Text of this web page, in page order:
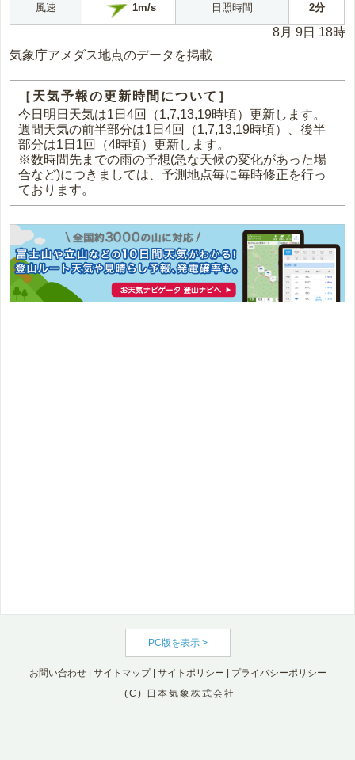
風速 1m/s 日照時間 2分
8月 9日 18時
気象庁アメダス地点のデータを掲載
［天気予報の更新時間について］
今日明日天気は1日4回（1,7,13,19時頃）更新します。
週間天気の前半部分は1日4回（1,7,13,19時頃）、後半
部分は1日1回（4時頃）更新します。
※数時間先までの雨の予想(急な天候の変化があった場
合など)につきましては、予測地点毎に毎時修正を行っ
ております。
PC版を表示 >
お問い合わせ| サイトマップ| サイトポリシー
プライバシーポリシー
(C) 日本気象株式会社